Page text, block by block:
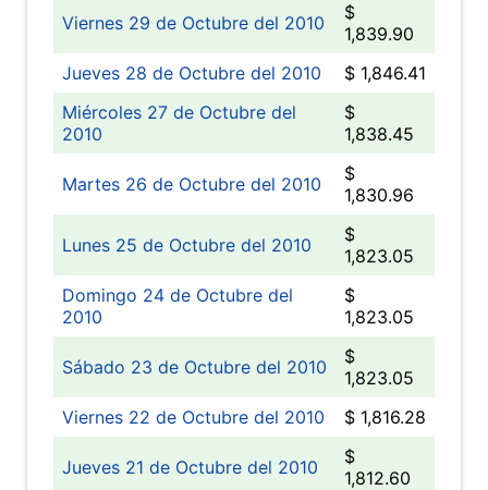
Viernes 29 de Octubre del 2010
$
1,839.90
Jueves 28 de Octubre del 2010
$ 1,846.41
Miércoles 27 de Octubre del
2010
$
1,838.45
Martes 26 de Octubre del 2010
$
1,830.96
Lunes 25 de Octubre del 2010
$
1,823.05
Domingo 24 de Octubre del
2010
$
1,823.05
Sábado 23 de Octubre del 2010
$
1,823.05
Viernes 22 de Octubre del 2010
$ 1,816.28
Jueves 21 de Octubre del 2010
$
1,812.60